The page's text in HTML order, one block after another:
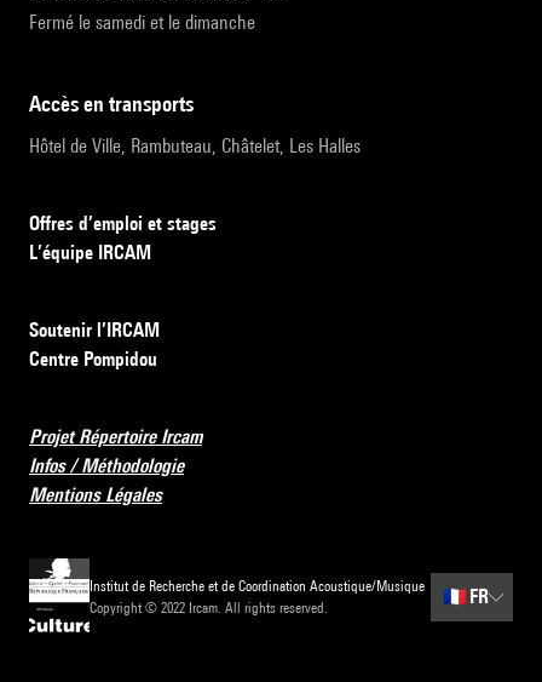
Fermé le samedi et le dimanche
accès en transports
Hôtel de Ville, Rambuteau, Châtelet, Les Halles
Offres d’emploi et stages
L’équipe IRCAM
Soutenir l’IRCAM
Centre Pompidou
Projet Répertoire Ircam
Infos / Méthodologie
Mentions Légales
Institut de Recherche et de Coordination Acoustique/Musique
Copyright © 2022 Ircam. All rights reserved.
🇫🇷 FR